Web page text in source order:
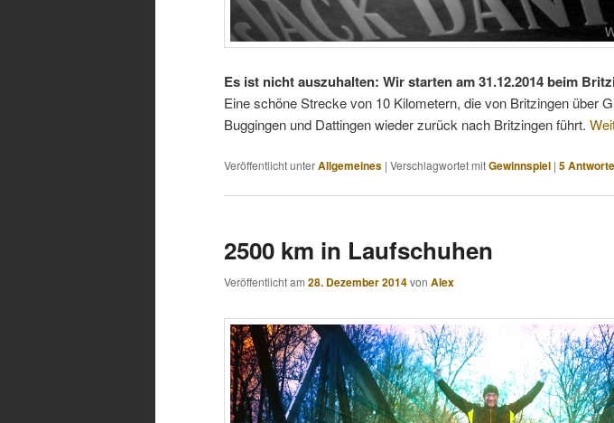
Es ist nicht auszuhalten: Wirstarten am 31.12.2014 beim
Eine schöne Strecke von 10 Kilometern, die von Britzingen über
Buggingen und Dattingen wieder zurück nach Britzingen führt.
Veröffentlicht unterAllgemeines | Verschlagwortet mitGewinnspiel | 5
2500 km in Laufschuhen
Veröffentlicht am 28. Dezember 2014von Alex